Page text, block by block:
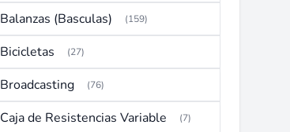
Balanzas (Basculas) (159)
Bicicletas (27)
Broadcasting (76)
Caja de Resistencias Variable (7)